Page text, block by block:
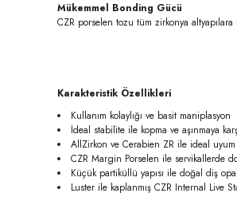
Mükemmel Bonding Gücü
CZR porselen tozu tüm zirkonya
Karakteristik Özellikleri
Kullanım kolaylığı ve basit maniplasyon
İdeal stabilite ile kopma ve aşınmaya
AllZirkon ve Cerabien ZR ile ideal
CZR Margin Porselen ile servikallerde
Küçük partiküllü yapısı ile doğal diş
Luster ile kaplanmış CZR Internal Live